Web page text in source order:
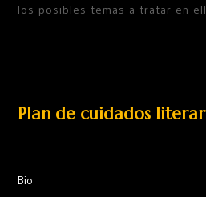
los posibles temas a tratar en
Plan de cuidados
Bio